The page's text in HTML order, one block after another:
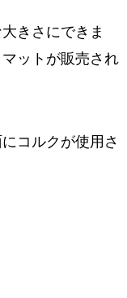
きさにできま
ットが販売され
コルクが使用さ